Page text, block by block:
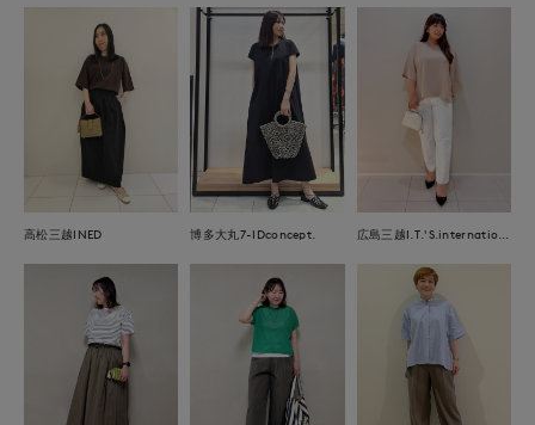
高松三越INED 博多大丸7-IDconcept.